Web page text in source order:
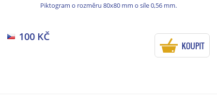
Piktogram o rozměru 80x80 mm o síle 0,56 mm.
100 KČ
KOUPIT